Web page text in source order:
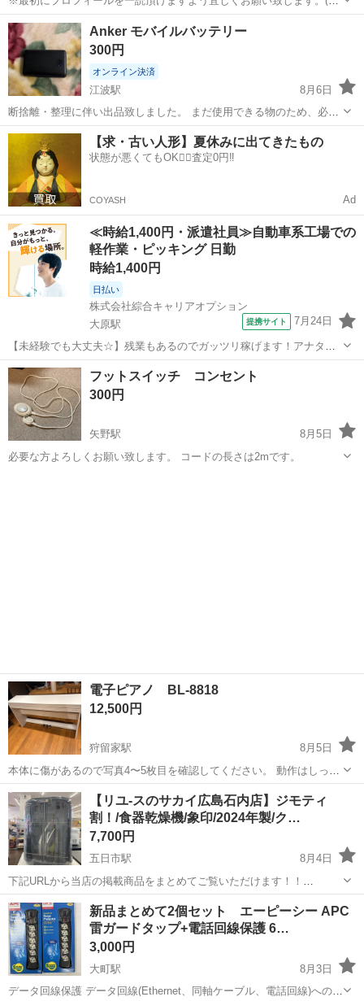
店のアカウントである《リサイクルはっぴ〜》をタップして頂ければ
プロフィール及び商品の全てをご覧頂けますのでご確認下さいませ。)
無印良品の超音波アロマディフュ...
広島 広島市 その他 アロマディフューザー
Anker モバイルバッテリー
300円
オンライン決済
江波駅
8月6日
断捨離・整理に伴い出品致しました。 まだ使用できる物のため、必要
な方にお譲りできればと思います。 8月7日(金)15時以降 8月8日(土)終
信が手間なので...
広島 広島市 江波駅 その他
【求・古い人形】夏休みに出てきたもの
状態が悪くてもOK🙆‍♀️査定0円‼️
COYASH Ad
≪時給1,400円・派遣社員≫自動車系工場での
軽作業・ピッキング 日勤
時給1,400円
日払い
株式会社綜合キャリアオプション
大原駅
提携サイト 7月24日
【未経験でも大丈夫☆】残業もあるのでガッツリ稼げます！アナタら
しく♪髪型自由☆ くるまドア・マフラー部品のプレス機セット・段取
セット&取り出し、ラインへ...
広島 広島市 大原駅 その他
フットスイッチ コンセント
300円
矢野駅
8月5日
必要な方よろしくお願い致します。 コードの長さは2mです。
電子ピアノ BL-8818
12,500円
狩留家駅
8月5日
本体に傷があるので写真4〜5枚目を確認してください。 動作はしっか
りと確認してます。 フリマアプリで18000〜25000円で取引されてるの
でかなりお得だと思います。 配送は有料ですが可能ですのでご相談く
ださい。 よ...
広島 広島市 狩留家駅 その他 電子ピアノ
【リユ-スのサカイ広島石内店】ジモティ
割！/食器乾燥機/象印/2024年製/ク…
7,700円
五日市駅
8月4日
下記URLから当店の掲載商品をまとめてご覧いただけます！！
https://jmty.jp/profiles/639922827fb74d2e84221f68/articles ...
広島 広島市 五日市駅 その他
新品まとめて2個セット エーピーシー APC
雷ガードタップ+電話回線保護 6…
3,000円
大町駅
8月3日
データ回線保護 データ回線(Ethernet、同軸ケーブル、電話回線)への保